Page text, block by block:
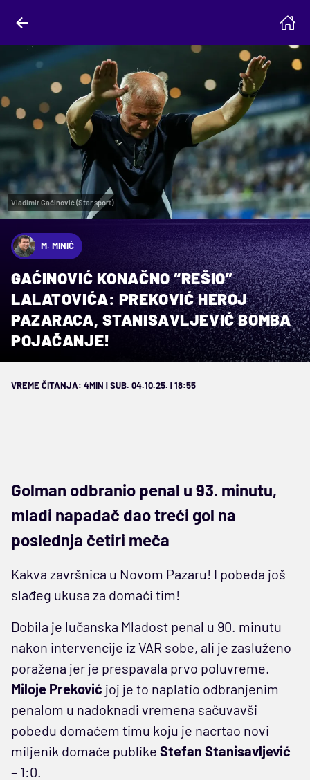
Vladimir Gaćinović (Star sport)
M. MINIĆ
GAĆINOVIĆ KONAČNO “REŠIO”
LALATOVIĆA: PREKOVIĆ HEROJ
PAZARACA, STANISAVLJEVIĆ BOMBA
POJAČANJE!
VREME ČITANJA: 4MIN | SUB. 04.10.25. | 18:55
Golman odbranio penal u 93. minutu,
mladi napadač dao treći gol na
poslednja četiri meča
Kakva završnica u Novom Pazaru! I pobeda još
slađeg ukusa za domaći tim!
Dobila je lučanska Mladost penal u 90. minutu
nakon intervencije iz VAR sobe, ali je zasluženo
poražena jer je prespavala prvo poluvreme.
Miloje Preković joj je to naplatio odbranjenim
penalom u nadoknadi vremena sačuvavši
pobedu domaćem timu koju je nacrtao novi
miljenik domaće publike Stefan Stanisavljević
– 1:0.